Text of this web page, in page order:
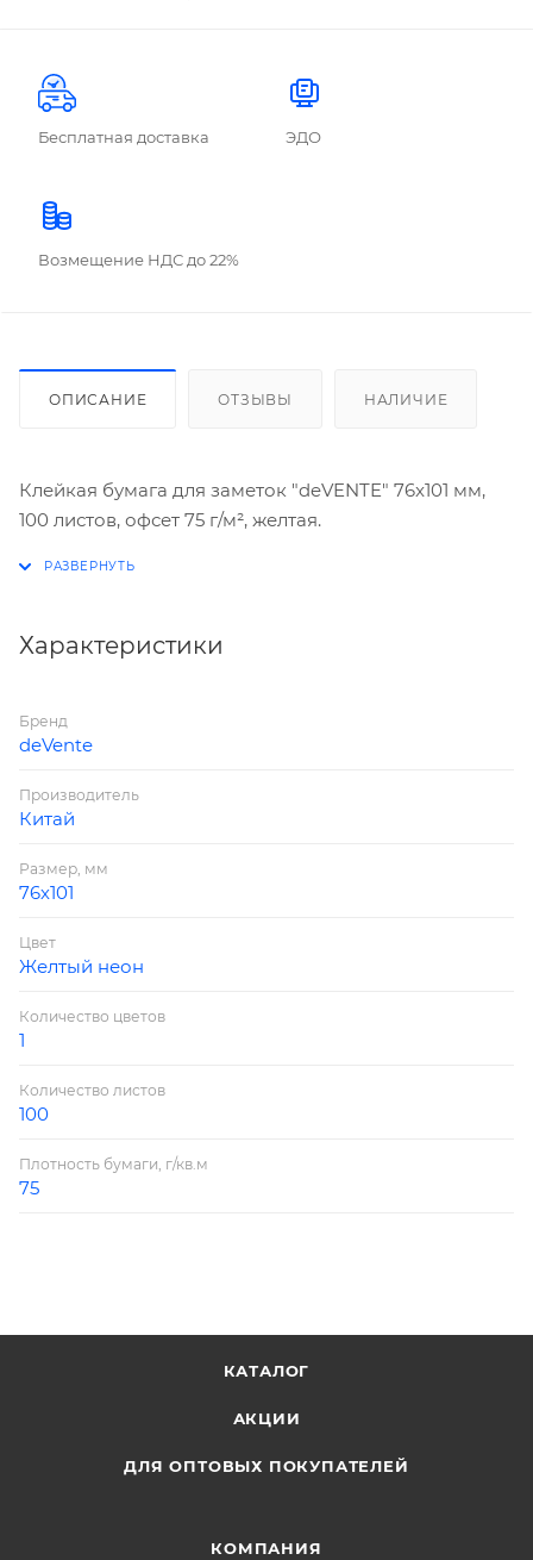
Бесплатная доставка ЭДО
Возмещение НДС до 22%
ОПИСАНИЕ ОТЗЫВЫ НАЛИЧИЕ
Клейкая бумага для заметок "deVENTE" 76x101 мм,
100 листов, офсет 75 г/м², желтая.
Характеристики
Бренд
deVente
Производитель
Китай
Размер, мм
76х101
Цвет
Желтый неон
Количество цветов
1
Количество листов
100
Плотность бумаги, г/кв.м
75
КАТАЛОГ
АКЦИИ
ДЛЯ ОПТОВЫХ ПОКУПАТЕЛЕЙ
КОМПАНИЯ